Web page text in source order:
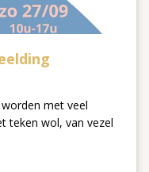
met veel
teken wol, van vezel